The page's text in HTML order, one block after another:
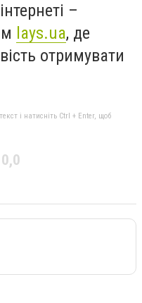
–
lays.ua, де
отримувати
і натисніть Ctrl + Enter, щоб
0,0